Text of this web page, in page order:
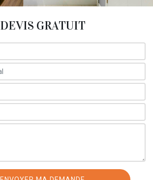
DEVIS GRATUIT